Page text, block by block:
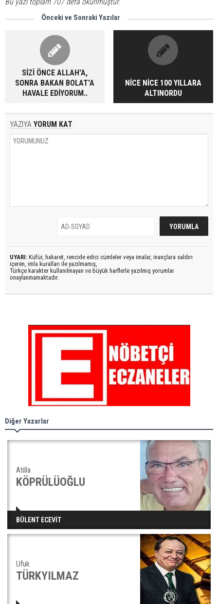
Önceki ve Sonraki Yazılar
SİZİ ÖNCE ALLAH'A,
SONRA BAKAN BOLAT'A
HAVALE EDİYORUM..
NİCE NİCE 100 YILLARA
ALTINORDU
YAZIYA YORUM KAT
UYARI: Küfür, hakaret, rencide edici cümleler veya imalar, inançlara saldırı
içeren, imla kuralları ile yazılmamış,
Türkçe karakter kullanılmayan ve büyük harflerle yazılmış yorumlar
onaylanmamaktadır.
Diğer Yazarlar
Atilla
KÖPRÜLÜOĞLU
BÜLENT ECEVİT
Ufuk
TÜRKYILMAZ